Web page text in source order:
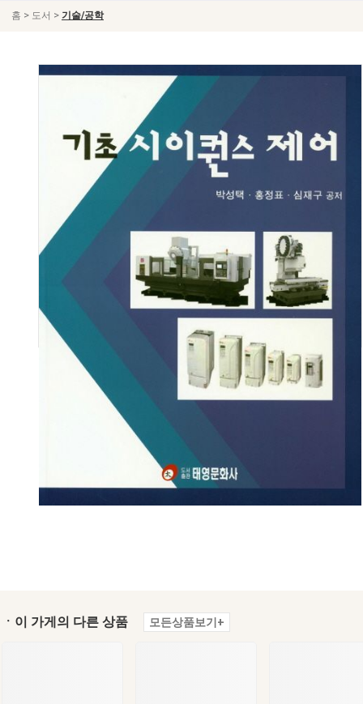
홈 > 도서 > 기술/공학
ㆍ이 가게의 다른 상품 모든상품보기+